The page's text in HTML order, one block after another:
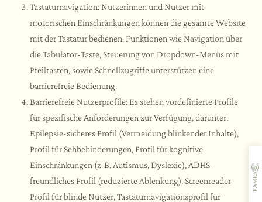
Tastaturnavigation: Nutzerinnen und Nutzer mit
motorischen Einschränkungen können die gesamte Website
mit der Tastatur bedienen. Funktionen wie Navigation über
die Tabulator-Taste, Steuerung von Dropdown-Menüs mit
Pfeiltasten, sowie Schnellzugriffe unterstützen eine
barrierefreie Bedienung.
Barrierefreie Nutzerprofile: Es stehen vordefinierte Profile
für spezifische Anforderungen zur Verfügung, darunter:
Epilepsie-sicheres Profil (Vermeidung blinkender Inhalte),
Profil für Sehbehinderungen, Profil für kognitive
Einschränkungen (z. B. Autismus, Dyslexie), ADHS-
freundliches Profil (reduzierte Ablenkung), Screenreader-
Profil für blinde Nutzer, Tastaturnavigationsprofil für
FAMILY